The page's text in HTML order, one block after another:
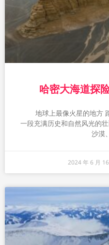
哈密大海道探
地球上最像火星的地方
一段充满历史和自然风光的
沙漠
2024 年 6 月